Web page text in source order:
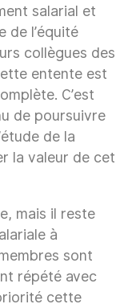
salarial et
de l’équité
collègues des
entente est
C’est
de poursuivre
de la
la valeur de cet
mais il reste
à
sont
répété avec
cette